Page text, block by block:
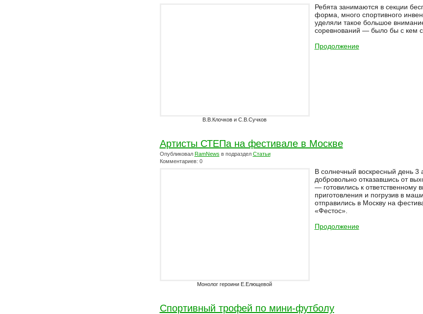
В.В.Клочков и С.В.Сучков
Ребята занимаются в секции
форма, много спортивного
уделяли такое большое
соревнований — было бы с кем
Продолжение
Артисты СТЕПа нa фестивале в Москве
Опубликовал RamNews в подраздел Статьи
Комментариев: 0
Монолог героини Е.Елющевой
В солнечный воскресный день 3
добровольно отказавшись от
— готовились к ответственному
приготовления и погрузив в
отправились в Москву на
«Фестос».
Продолжение
Спортивный трофей по мини-футболу